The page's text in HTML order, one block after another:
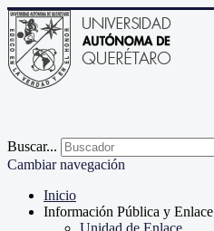
Buscar...
Cambiar navegación
Inicio
Información Pública y Enlace
Unidad de Enlace